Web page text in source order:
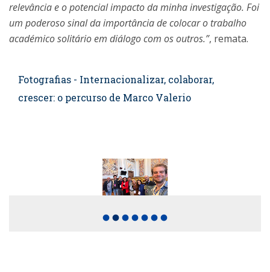
relevância e o potencial impacto da minha investigação. Foi
um poderoso sinal da importância de colocar o trabalho
académico solitário em diálogo com os outros.”, remata.
Fotografias - Internacionalizar, colaborar,
crescer: o percurso de Marco Valerio
fiber_manual_record fiber_manual_record fiber_manual_record fiber_manual_record fiber_manual_record fiber_manual_record fiber_manual_record